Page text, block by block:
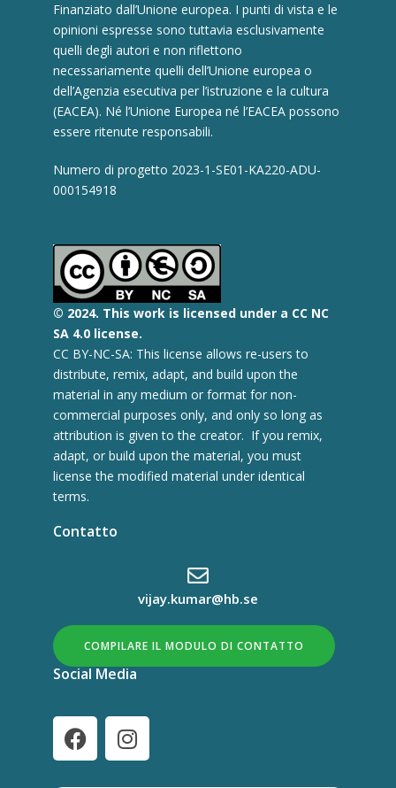
Finanziato dall’Unione europea. I punti di vista e le
opinioni espresse sono tuttavia esclusivamente
quelli degli autori e non riflettono
necessariamente quelli dell’Unione europea o
dell’Agenzia esecutiva per l’istruzione e la cultura
(EACEA). Né l’Unione Europea né l’EACEA possono
essere ritenute responsabili.
Numero di progetto 2023-1-SE01-KA220-ADU-
000154918
© 2024. This work is licensed under a CC NC
SA 4.0 license.
CC BY-NC-SA: This license allows re-users to
distribute, remix, adapt, and build upon the
material in any medium or format for non-
commercial purposes only, and only so long as
attribution is given to the creator. If you remix,
adapt, or build upon the material, you must
license the modified material under identical
terms.
Contatto
vijay.kumar@hb.se
COMPILARE IL MODULO DI CONTATTO
Social Media